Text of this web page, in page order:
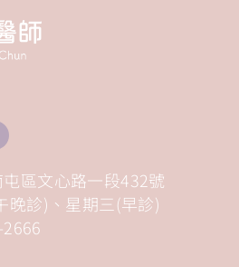
區文心路一段432號
晚診)、星期三(早診)